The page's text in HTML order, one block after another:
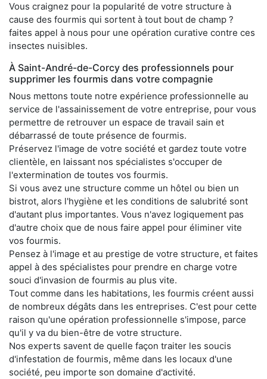
Vous craignez pour la popularité de votre structure à
cause des fourmis qui sortent à tout bout de champ ?
faites appel à nous pour une opération curative contre ces
insectes nuisibles.
À Saint-André-de-Corcy des professionnels pour
supprimer les fourmis dans votre compagnie
Nous mettons toute notre expérience professionnelle au
service de l'assainissement de votre entreprise, pour vous
permettre de retrouver un espace de travail sain et
débarrassé de toute présence de fourmis.
Préservez l'image de votre société et gardez toute votre
clientèle, en laissant nos spécialistes s'occuper de
l'extermination de toutes vos fourmis.
Si vous avez une structure comme un hôtel ou bien un
bistrot, alors l'hygiène et les conditions de salubrité sont
d'autant plus importantes. Vous n'avez logiquement pas
d'autre choix que de nous faire appel pour éliminer vite
vos fourmis.
Pensez à l'image et au prestige de votre structure, et faites
appel à des spécialistes pour prendre en charge votre
souci d'invasion de fourmis au plus vite.
Tout comme dans les habitations, les fourmis créent aussi
de nombreux dégâts dans les entreprises. C'est pour cette
raison qu'une opération professionnelle s'impose, parce
qu'il y va du bien-être de votre structure.
Nos experts savent de quelle façon traiter les soucis
d'infestation de fourmis, même dans les locaux d'une
société, peu importe son domaine d'activité.